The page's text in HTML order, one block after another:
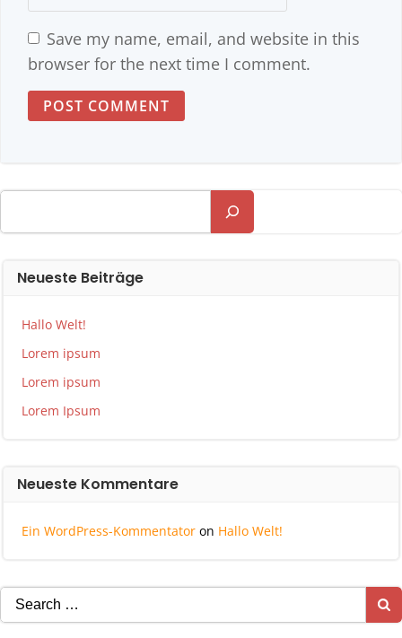
Save my name, email, and website in this
browser for the next time I comment.
Neueste Beiträge
Hallo Welt!
Lorem ipsum
Lorem ipsum
Lorem Ipsum
Neueste Kommentare
Ein WordPress-Kommentator on Hallo Welt!
Search
for: